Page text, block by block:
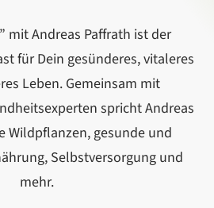
mit Andreas Paffrath ist der
für Dein gesünderes, vitaleres
Leben. Gemeinsam mit
spricht Andreas
Wildpflanzen, gesunde und
Selbstversorgung und
mehr.